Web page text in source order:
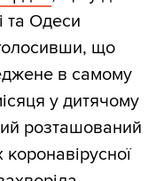
та Одеси
що
в самому
у дитячому
розташований